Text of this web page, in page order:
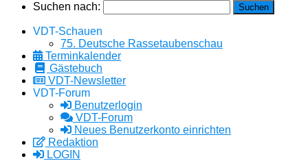
Suchen nach:
VDT-Schauen
75. Deutsche Rassetaubenschau
Terminkalender
Gästebuch
VDT-Newsletter
VDT-Forum
Benutzerlogin
VDT-Forum
Neues Benutzerkonto einrichten
Redaktion
LOGIN